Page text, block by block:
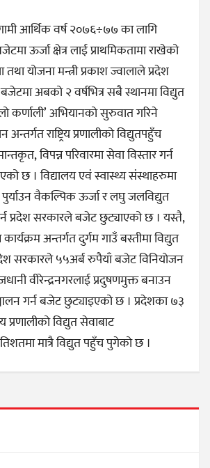
आर्थिक वर्ष २०७६÷७७ का लागि
ऊर्जा क्षेत्र लाई प्राथमिकतामा राखेको
योजना मन्त्री प्रकाश ज्वालाले प्रदेश
अबको २ वर्षभित्र सबै स्थानमा विद्युत
कर्णाली’ अभियानको सुरुवात गरिने
राष्ट्रिय प्रणालीको विद्युतपहुँच
विपन्न परिवारमा सेवा विस्तार गर्न
छ । विद्यालय एवं स्वास्थ्य संस्थाहरुमा
वैकल्पिक ऊर्जा र लघु जलविद्युत
प्रदेश सरकारले बजेट छुट्याएको छ । यस्तै,
अन्तर्गत दुर्गम गाउँ बस्तीमा विद्युत
सरकारले ५५अर्ब रुपैयाँ बजेट विनियोजन
वीरेन्द्रनगरलाई प्रदुषणमुक्त बनाउन
गर्न बजेट छुट्याइएको छ । प्रदेशका ७३
प्रणालीको विद्युत सेवाबाट
मात्रै विद्युत पहुँच पुगेको छ ।